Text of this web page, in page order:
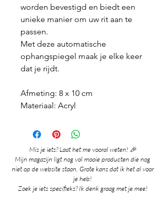
worden bevestigd en biedt een
unieke manier om uw rit aan te
passen.
Met deze automatische
ophangspiegel maak je elke keer
dat je rijdt.
Afmeting: 8 x 10 cm
Materiaal: Acryl
Mis je iets? Laat het me vooral weten! 🎉
Mijn magazijn ligt nog vol mooie producten die nog
niet op de website staan. Grote kans dat ik het al voor
je heb!
Zoek je iets specifieks? Ik denk graag met je mee!